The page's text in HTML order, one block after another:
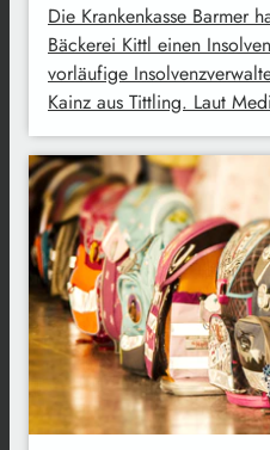
Die Krankenkasse Barmer
Bäckerei Kittl einen
vorläufige
Kainz aus Tittling. Laut